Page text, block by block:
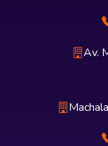
Av.